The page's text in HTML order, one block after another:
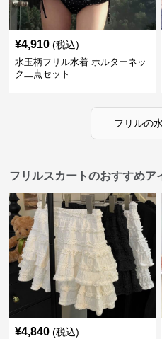
¥4,910 (税込)
水玉柄フリル水着 ホルターネッ
ク二点セット
フリルの
フリルスカートのおすすめア
¥4,840 (税込)